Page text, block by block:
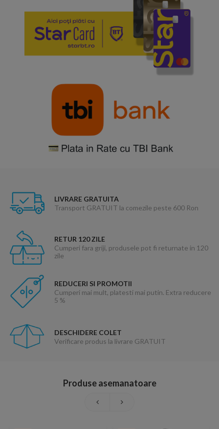
LIVRARE GRATUITA
Transport GRATUIT la comezile peste 600 Ron
RETUR 120 ZILE
Cumperi fara griji, produsele pot fi returnate in 120
zile
REDUCERI SI PROMOTII
Cumperi mai mult, platesti mai putin. Extra reducere
5 %
DESCHIDERE COLET
Verificare produs la livrare GRATUIT
Produse asemanatoare